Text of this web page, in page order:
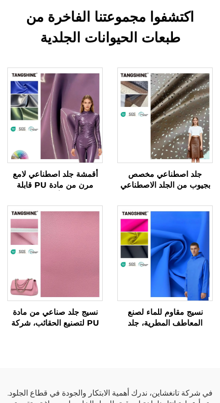
اكتشفوا مجموعتنا الفاخرة من
طبعات الحيوانات الجلدية
جلد اصطناعي مخصص
بجيوب من الجلد الاصطناعي
أقمشة جلد اصطناعي لامع
مرن من مادة PU قابلة
نسيج مقاوم للماء لصنع
المعاطف المطرية، جلد
نسيج جلد صناعي من مادة
PU لتصنيع الحقائب، شركة
في شركة تانغشاين، ندرك أهمية الابتكار والجودة في قطاع الجلود.